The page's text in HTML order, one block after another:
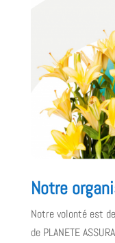
Notre
Notre volonté est
de PLANETE